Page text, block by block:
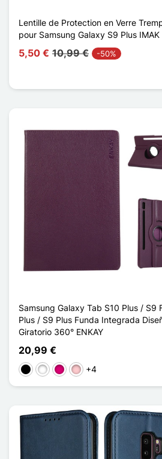
Lentille de Protection en Verre
pour Samsung Galaxy S9 Plus IMAK
5,50 € 10,99 € -50%
Samsung Galaxy Tab S10 Plus / S9
Plus / S9 Plus Funda Integrada
Giratorio 360° ENKAY
20,99 €
NegroBlancoMagenta
Rosa+4